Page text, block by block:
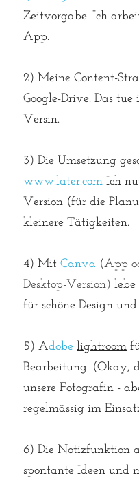
Zeitvorgabe. Ich
App.⁠⁠
Google-Drive⁠⁠. Das tue
Versin.
3) Die Umsetzung
www.later.com Ich
Version (für die
kleinere Tätigkeiten. ⁠⁠
4) Mit Canva (App
Desktop-Version)
für schöne Design
⁠⁠5) Adobe lightroom
Bearbeitung. (Okay,
unsere Fotografin -
regelmässig im
6) Die Notizfunktion
spontante Ideen und